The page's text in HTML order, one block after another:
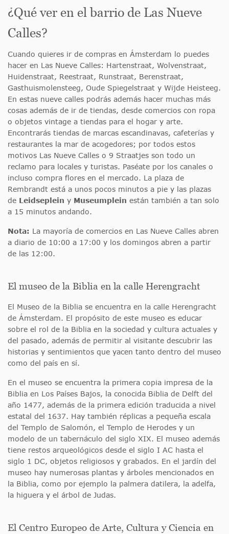
¿Qué ver en el barrio de Las Nueve
Calles?
Cuando quieres ir de compras en Ámsterdam lo puedes
hacer en Las Nueve Calles: Hartenstraat, Wolvenstraat,
Huidenstraat, Reestraat, Runstraat, Berenstraat,
Gasthuismolensteeg, Oude Spiegelstraat y Wijde Heisteeg.
En estas nueve calles podrás además hacer muchas más
cosas además de ir de tiendas, desde comercios con ropa
o objetos vintage a tiendas para el hogar y arte.
Encontrarás tiendas de marcas escandinavas, cafeterías y
restaurantes la mar de acogedores; por todos estos
motivos Las Nueve Calles o 9 Straatjes son todo un
reclamo para locales y turistas. Paséate por los canales o
incluso compra flores en el mercado. La plaza de
Rembrandt está a unos pocos minutos a pie y las plazas
de Leidseplein y Museumplein están también a tan solo
a 15 minutos andando.
Nota: La mayoría de comercios en Las Nueve Calles abren
a diario de 10:00 a 17:00 y los domingos abren a partir
de las 12:00.
El museo de la Biblia en la calle Herengracht
El Museo de la Biblia se encuentra en la calle Herengracht
de Ámsterdam. El propósito de este museo es educar
sobre el rol de la Biblia en la sociedad y cultura actuales y
del pasado, además de permitir al visitante descubrir las
historias y sentimientos que yacen tanto dentro del museo
como del país en sí.
En el museo se encuentra la primera copia impresa de la
Biblia en Los Países Bajos, la conocida Biblia de Delft del
año 1477, además de la primera edición traducida a nivel
estatal del 1637. Hay también réplicas a pequeña escala
del Templo de Salomón, el Templo de Herodes y un
modelo de un tabernáculo del siglo XIX. El museo además
tiene restos arqueológicos desde el siglo I AC hasta el
siglo 1 DC, objetos religiosos y grabados. En el jardín del
museo hay numerosas plantas y árboles mencionados en
la Biblia, como por ejemplo la palmera datilera, la adelfa,
la higuera y el árbol de Judas.
El Centro Europeo de Arte, Cultura y Ciencia en